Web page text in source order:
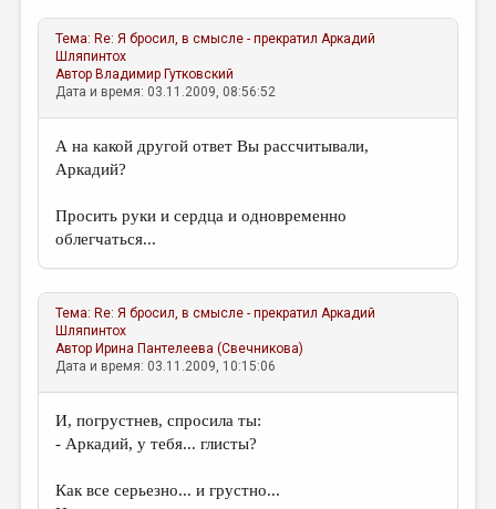
МАЛАЯ ПРОЗА
ЭССЕИСТИКА
ЛИТЕРАТУРОВЕДЕНИЕ
КУЛЬТУРОВЕДЕНИЕ
ПУБЛИЦИСТИКА
РЕЦЕНЗИРОВАНИЕ
ТРЕДИАКОВСКИЙ
МЕДИА
ВКОНТАКТЕ
Тема: Re: Я бросил, в смысле - прекратил Аркадий
Шляпинтох
Автор Владимир Гутковский
Дата и время: 03.11.2009, 08:56:52
А на какой другой ответ Вы рассчитывали,
Аркадий?
Просить руки и сердца и одновременно
облегчаться...
Тема: Re: Я бросил, в смысле - прекратил Аркадий
Шляпинтох
Автор Ирина Пантелеева (Свечникова)
Дата и время: 03.11.2009, 10:15:06
И, погрустнев, спросила ты:
- Аркадий, у тебя... глисты?
Как все серьезно... и грустно...